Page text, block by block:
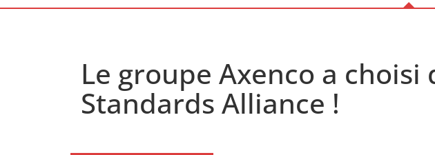
Le groupe Axenco a
Standards Alliance !